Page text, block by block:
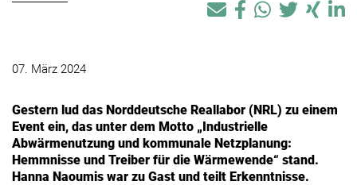
07. März 2024
Gestern lud das Norddeutsche Reallabor (NRL) zu einem
Event ein, das unter dem Motto „Industrielle
Abwärmenutzung und kommunale Netzplanung:
Hemmnisse und Treiber für die Wärmewende“ stand.
Hanna Naoumis war zu Gast und teilt Erkenntnisse.